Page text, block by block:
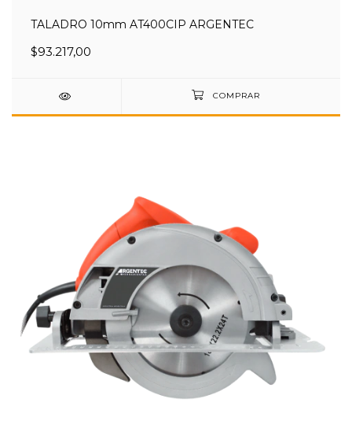
TALADRO 10mm AT400CIP ARGENTEC
$93.217,00